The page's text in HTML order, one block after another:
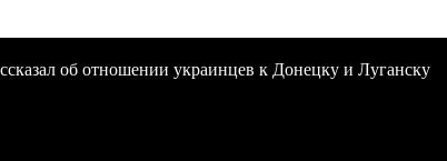
об отношении украинцев к Донецку и Луганску